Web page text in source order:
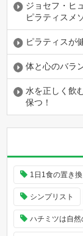
ジョセフ・ヒ
ピラティスメ
ピラティスが
体と心のバラ
水を正しく飲
保つ！
1日1食の置き
シンプリスト
ハチミツは自然